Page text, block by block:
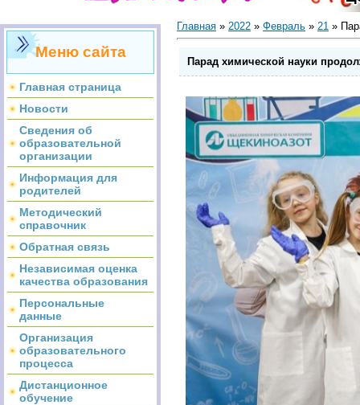
Меню сайта
Главная страница
Новости
Сведения об
образовательной
организации
Информация для
родителей
Методический
справочник
Обратная связь
Независимая оценка
качества образования
Персональные
данные
Организация
образовательного
процесса
Дистанционное
обучение
Главная » 2022 » Февраль » 21 »
Парад химической науки